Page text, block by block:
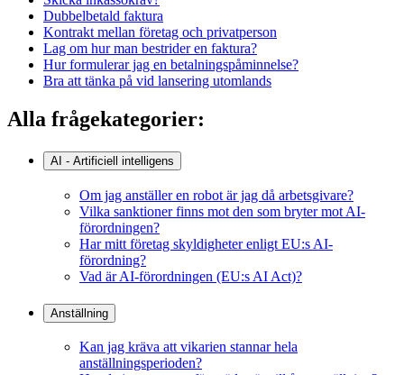
Dubbelbetald faktura
Kontrakt mellan företag och privatperson
Lag om hur man bestrider en faktura?
Hur formulerar jag en betalningspåminnelse?
Bra att tänka på vid lansering utomlands
Alla frågekategorier:
AI - Artificiell intelligens
Om jag anställer en robot är jag då arbetsgivare?
Vilka sanktioner finns mot den som bryter mot AI-
förordningen?
Har mitt företag skyldigheter enligt EU:s AI-
förordning?
Vad är AI-förordningen (EU:s AI Act)?
Anställning
Kan jag kräva att vikarien stannar hela
anställningsperioden?